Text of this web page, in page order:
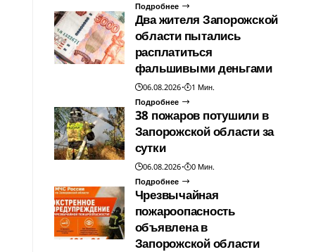
Подробнее
Два жителя Запорожской
области пытались
расплатиться
фальшивыми деньгами
06.08.2026
1 Мин.
Подробнее
38 пожаров потушили в
Запорожской области за
сутки
06.08.2026
0 Мин.
Подробнее
Чрезвычайная
пожароопасность
объявлена в
Запорожской области